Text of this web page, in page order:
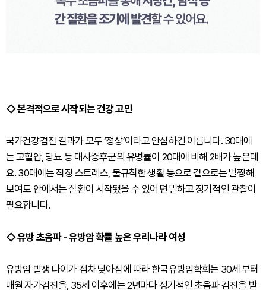
◇ 본격적으로 시작되는 건강 고민
국가건강검진 결과가 모두 ‘정상’이라고 안심하긴 이릅니다. 30대에
는 고혈압, 당뇨 등 대사증후군의 유병률이 20대에 비해 2배가 높은데
요. 30대에는 직장 스트레스, 불규칙한 생활 등으로 겉으로는 멀쩡해
보여도 안에서는 질환이 시작됐을 수 있어 면밀하고 정기적인 관찰이
필요합니다.
◇ 유방 초음파 - 유방암 확률 높은 우리나라 여성
유방암 발생 나이가 점차 낮아짐에 따라 한국유방암학회는 30세 부터
매월 자가검진을, 35세 이후에는 2년마다 정기적인 초음파 검진을 받